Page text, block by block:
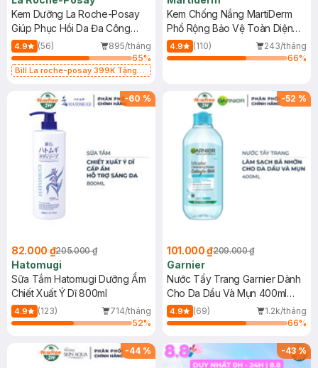
Kem Dưỡng La Roche-Posay
Giúp Phục Hồi Da Đa Công
Dụng 40ml
4.9 (56)
895/tháng
65%
Bill La roche-posay 399K Tặng
(SL có hạn)
Kem Chống Nắng MartiDerm
Phổ Rộng Bảo Vệ Toàn Diện
40ml
4.9 (110)
243/tháng
66%
-60 %
82.000 ₫205.000 ₫
Hatomugi
Sữa Tắm Hatomugi Dưỡng Ẩm
Chiết Xuất Ý Dĩ 800ml
4.9 (123)
714/tháng
52%
-52 %
101.000 ₫209.000 ₫
Garnier
Nước Tẩy Trang Garnier Dành
Cho Da Dầu Và Mụn 400ml
(Mới)
4.9 (69)
1.2k/tháng
66%
-44 % -43%